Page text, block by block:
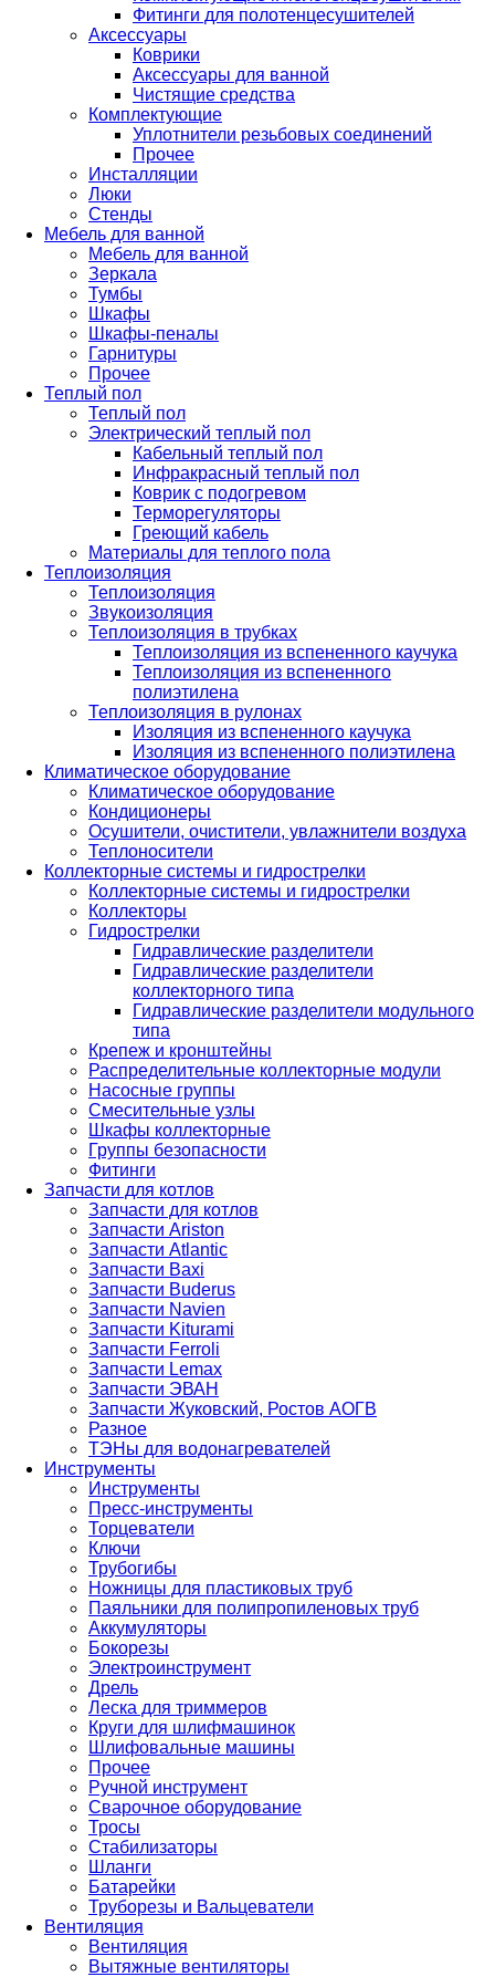
Фитинги для полотенцесушителей
Аксессуары
Коврики
Аксессуары для ванной
Чистящие средства
Комплектующие
Уплотнители резьбовых соединений
Прочее
Инсталляции
Люки
Стенды
Мебель для ванной
Мебель для ванной
Зеркала
Тумбы
Шкафы
Шкафы-пеналы
Гарнитуры
Прочее
Теплый пол
Теплый пол
Электрический теплый пол
Кабельный теплый пол
Инфракрасный теплый пол
Коврик с подогревом
Терморегуляторы
Греющий кабель
Материалы для теплого пола
Теплоизоляция
Теплоизоляция
Звукоизоляция
Теплоизоляция в трубках
Теплоизоляция из вспененного каучука
Теплоизоляция из вспененного
полиэтилена
Теплоизоляция в рулонах
Изоляция из вспененного каучука
Изоляция из вспененного полиэтилена
Климатическое оборудование
Климатическое оборудование
Кондиционеры
Осушители, очистители, увлажнители воздуха
Теплоносители
Коллекторные системы и гидрострелки
Коллекторные системы и гидрострелки
Коллекторы
Гидрострелки
Гидравлические разделители
Гидравлические разделители
коллекторного типа
Гидравлические разделители модульного
типа
Крепеж и кронштейны
Распределительные коллекторные модули
Насосные группы
Смесительные узлы
Шкафы коллекторные
Группы безопасности
Фитинги
Запчасти для котлов
Запчасти для котлов
Запчасти Ariston
Запчасти Atlantic
Запчасти Baxi
Запчасти Buderus
Запчасти Navien
Запчасти Kiturami
Запчасти Ferroli
Запчасти Lemax
Запчасти ЭВАН
Запчасти Жуковский, Ростов АОГВ
Разное
ТЭНы для водонагревателей
Инструменты
Инструменты
Пресс-инструменты
Торцеватели
Ключи
Трубогибы
Ножницы для пластиковых труб
Паяльники для полипропиленовых труб
Аккумуляторы
Бокорезы
Электроинструмент
Дрель
Леска для триммеров
Круги для шлифмашинок
Шлифовальные машины
Прочее
Ручной инструмент
Сварочное оборудование
Тросы
Стабилизаторы
Шланги
Батарейки
Труборезы и Вальцеватели
Вентиляция
Вентиляция
Вытяжные вентиляторы